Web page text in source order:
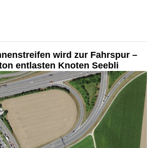
wird zur Fahrspur –
entlasten Knoten Seebli